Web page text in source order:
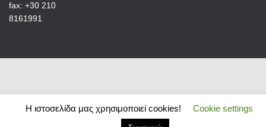
fax: +30 210
8161991
Η ιστοσελίδα μας χρησιμοποιεί cookies! Cookie settings